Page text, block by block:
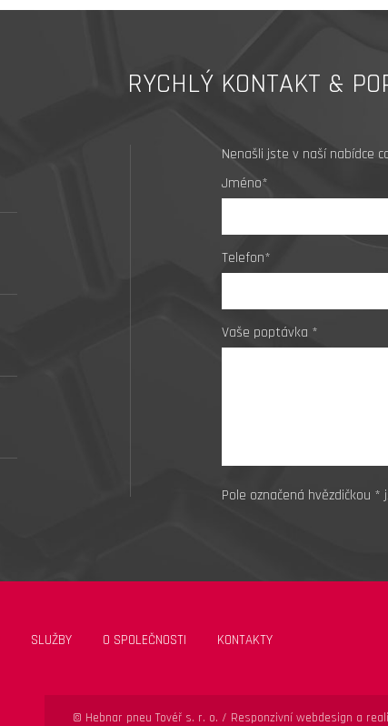
RYCHLÝ KONTAKT &
Nenašli jste v naší nabídce
Jméno*
Telefon*
Vaše poptávka *
Pole označená hvězdičkou *
SLUŽBY O SPOLEČNOSTI KONTAKTY
© Hebnar pneu Tovéř s. r. o. / Responzivní webdesign a